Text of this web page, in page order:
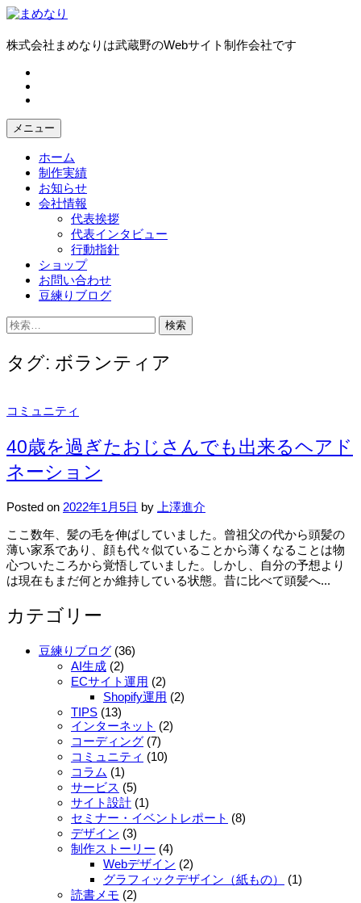
コ
テ
キ
ッ
株式会社まめなりは武蔵野のWebサイト制作会社です
メニュー
ホーム
制作実績
お知らせ
会社情報
代表挨拶
代表インタビュー
行動指針
ショップ
お問い合わせ
豆練りブログ
検
索:
タグ: ボランティア
コミュニティ
40歳を過ぎたおじさんでも出来るヘアド
ネーション
Posted on 2022年1月5日 by
上澤進介
ここ数年、髪の毛を伸ばしていました。曾祖父の代から頭髪の
薄い家系であり、顔も代々似ていることから薄くなることは物
心ついたころから覚悟していました。しかし、自分の予想より
は現在もまだ何とか維持している状態。昔に比べて頭髪へ...
カテゴリー
豆練りブログ (36)
AI生成 (2)
ECサイト運用 (2)
Shopify運用 (2)
TIPS (13)
インターネット (2)
コーディング (7)
コミュニティ (10)
コラム (1)
サービス (5)
サイト設計 (1)
セミナー・イベントレポート (8)
デザイン (3)
制作ストーリー (4)
Webデザイン (2)
グラフィックデザイン（紙もの）
(1)
読書メモ (2)